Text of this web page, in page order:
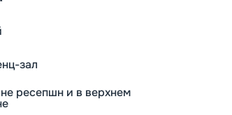
зал
ресепшн и в верхнем